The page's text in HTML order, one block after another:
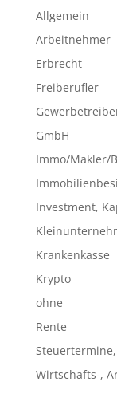
Allgemein
Arbeitnehmer
Erbrecht
Freiberufler
GmbH
Immo/Makler/
Investment,
Krankenkasse
Krypto
ohne
Rente
Wirtschafts-,